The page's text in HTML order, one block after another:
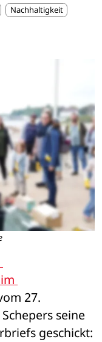
Nachhaltigkeit
27.
seine
geschickt: